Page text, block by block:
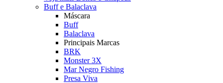
Buff e Balaclava
Máscara
Buff
Balaclava
Principais Marcas
BRK
Monster 3X
Mar Negro Fishing
Presa Viva